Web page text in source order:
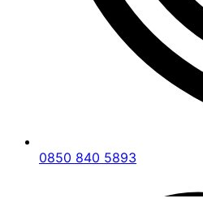
Kapınızda kilitli kalmak, en
durumlardan biridir.Uşak
hizmetimiz, acil
yanınızda. 7/24 hizmet veren
sürede adresinize gelerek
Kilit Tamiri
Her zaman kilit değişimi
0850 840 5893